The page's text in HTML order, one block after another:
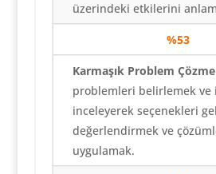
üzerindeki etkilerini
%53
Karmaşık Problem Çözme
problemleri belirlemek
inceleyerek seçenekleri
değerlendirmek ve
uygulamak.